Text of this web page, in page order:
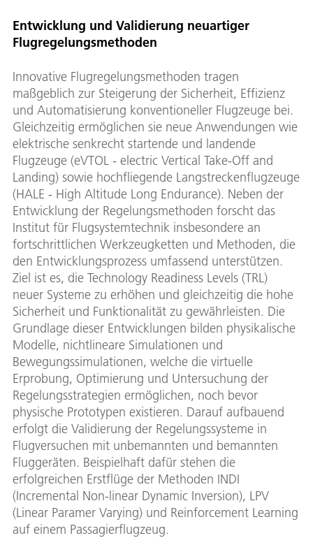
Entwicklung und Validierung neuartiger
Flugregelungsmethoden
Innovative Flugregelungsmethoden tragen
maßgeblich zur Steigerung der Sicherheit, Effizienz
und Automatisierung konventioneller Flugzeuge bei.
Gleichzeitig ermöglichen sie neue Anwendungen wie
elektrische senkrecht startende und landende
Flugzeuge (eVTOL - electric Vertical Take-Off and
Landing) sowie hochfliegende Langstreckenflugzeuge
(HALE - High Altitude Long Endurance). Neben der
Entwicklung der Regelungsmethoden forscht das
Institut für Flugsystemtechnik insbesondere an
fortschrittlichen Werkzeugketten und Methoden, die
den Entwicklungsprozess umfassend unterstützen.
Ziel ist es, die Technology Readiness Levels (TRL)
neuer Systeme zu erhöhen und gleichzeitig die hohe
Sicherheit und Funktionalität zu gewährleisten. Die
Grundlage dieser Entwicklungen bilden physikalische
Modelle, nichtlineare Simulationen und
Bewegungssimulationen, welche die virtuelle
Erprobung, Optimierung und Untersuchung der
Regelungsstrategien ermöglichen, noch bevor
physische Prototypen existieren. Darauf aufbauend
erfolgt die Validierung der Regelungssysteme in
Flugversuchen mit unbemannten und bemannten
Fluggeräten. Beispielhaft dafür stehen die
erfolgreichen Erstflüge der Methoden INDI
(Incremental Non-linear Dynamic Inversion), LPV
(Linear Paramer Varying) und Reinforcement Learning
auf einem Passagierflugzeug.